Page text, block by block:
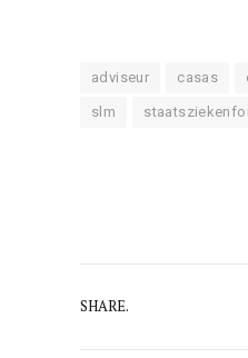
adviseur casas
slm
SHARE.